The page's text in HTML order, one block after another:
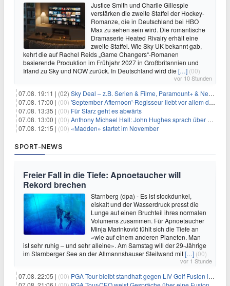
Justice Smith und Charlie Gillespie
verstärken die zweite Staffel der Hockey-
Romanze, die in Deutschland bei HBO
Max zu sehen sein wird. Die romantische
Dramaserie Heated Rivalry erhält eine
zweite Staffel. Wie Sky UK bekannt gab,
kehrt die auf Rachel Reids „Game Changers“-Romanen
basierende Produktion im Frühjahr 2027 in Großbritannien und
Irland zu Sky und NOW zurück. In Deutschland wird die […] (00)
vor 10 Stunden
07.08. 19:11 | (02) Sky Deal – z.B. Serien & Filme, Paramount+ & Netflix für 19,99€/Monat
07.08. 17:00 | (00) 'September Afternoon'-Regisseur liebt vor allem die 'Banalität' in seinen Filmen
07.08. 13:35 | (00) Für Starz geht es abwärts
07.08. 13:00 | (00) Anthony Michael Hall: John Hughes sprach über eine Fortsetzung von 'The Breakfast Club'
07.08. 12:15 | (00) «Madden» startet im November
SPORT-NEWS
Freier Fall in die Tiefe: Apnoetaucher will
Rekord brechen
Starnberg (dpa) - Es ist stockdunkel,
eiskalt und der Wasserdruck presst die
Lunge auf einen Bruchteil ihres normalen
Volumens zusammen. Für Apnoetaucher
Minja Marinković fühlt sich die Tiefe an
«wie auf einem anderen Planeten. Man
ist sehr ruhig – und sehr alleine». Am Samstag will der 29-Jährige
im Starnberger See an der Allmannshauser Steilwand mit[…] (00)
vor 1 Stunde
07.08. 22:05 | (00) PGA Tour bleibt standhaft gegen LIV Golf Fusion in einem sich wandelnden Sportumfeld